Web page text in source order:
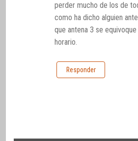
perder mucho de los de
como ha dicho alguien
que antena 3 se
horario.
Responder